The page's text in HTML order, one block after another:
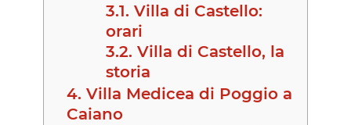
3.1. Villa di Castello:
orari
3.2. Villa di Castello, la
storia
4. Villa Medicea di Poggio a
Caiano